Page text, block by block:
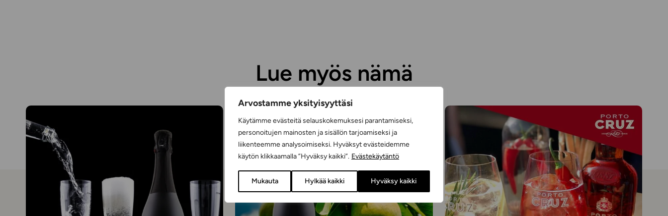
Arvostamme yksityisyyttäsi
Käytämme evästeitä selauskokemuksesi parantamiseksi,
personoitujen mainosten ja sisällön tarjoamiseksi ja
liikenteemme analysoimiseksi. Hyväksyt evästeidemme
käytön klikkaamalla ”Hyväksy kaikki”. Evästekäytäntö
Mukauta Hylkää kaikki Hyväksy kaikki
Lue myös nämä